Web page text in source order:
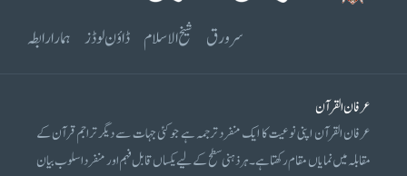
سرورق شیخ الاسلام ڈاؤن لوڈز ہمارا رابطہ
عرفان القرآن
عرفان القرآن اپنی نوعیت کا ایک منفرد ترجمہ ہے جو کئی جہات سے دیگر تراجم قرآن کے
مقابلہ میں نمایاں مقام رکھتا ہے۔ ہر ذہنی سطح کے لیے یکساں قابل فہم اور منفرد اسلوب بیان